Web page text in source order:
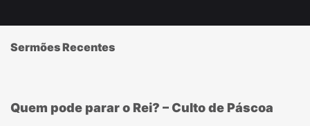
Sermões Recentes
Quem pode parar o Rei? – Culto de Páscoa